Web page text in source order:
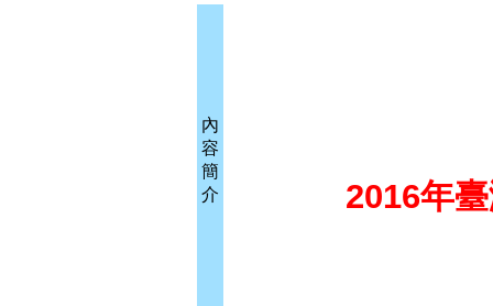
內
容
簡
介
2016年